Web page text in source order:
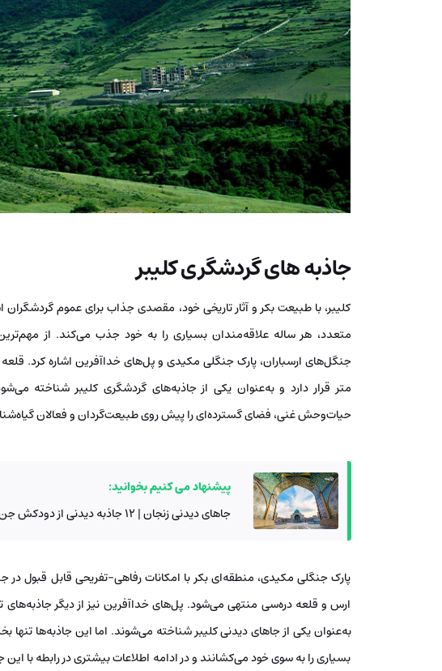
جاذبه های گردشگری کلیبر
کلیبر، با طبیعت بکر و آثار تاریخی خود، مقصدی جذاب برای عموم
متعدد، هر ساله علاقه‌مندان بسیاری را به خود جذب می‌کند. از
متر قرار دارد و به‌عنوان یکی از جاذبه‌های گردشگری کلیبر شناخته
حیات‌وحش غنی، فضای گسترده‌ای را پیش‌ روی طبیعت‌گردان و فعالان
پیشنهاد می کنیم بخوانید:
جاهای دیدنی زنجان | 12 جاذبه دیدنی از دودکش جن تا دریاچه پری
پارک جنگلی مکیدی، منطقه‌ای بکر با امکانات رفاهی-تفریحی قابل قبول
ارس و قلعه دره‌سی منتهی می‌شود. پل‌های خداآفرین نیز از دیگر جاذبه‌های
به‌عنوان یکی از جاهای دیدنی کلیبر شناخته می‌شوند. اما این جاذبه‌ها
بسیاری را به سوی خود می‌کشانند و در ادامه اطلاعات بیشتری در رابطه با